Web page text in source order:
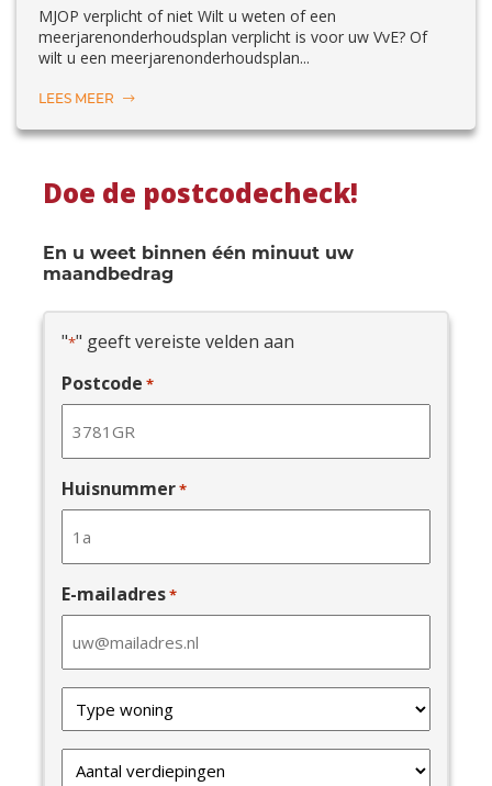
MJOP verplicht of niet Wilt u weten of een
meerjarenonderhoudsplan verplicht is voor uw VvE? Of
wilt u een meerjarenonderhoudsplan...
LEES MEER
Doe de postcodecheck!
En u weet binnen één minuut uw
maandbedrag
"*" geeft vereiste velden aan
Postcode *
Huisnummer*
E-mailadres*
van
uw
woning
Verdiepingen